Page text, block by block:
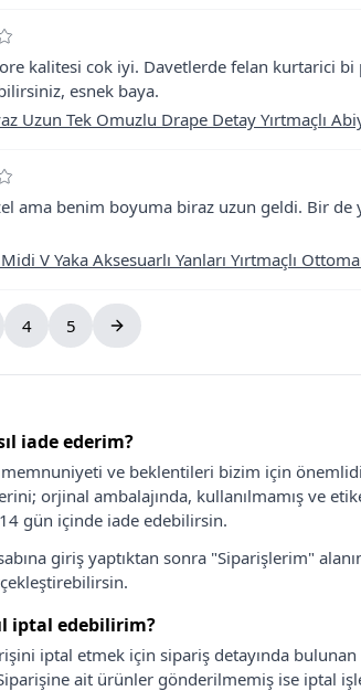
kalitesi cok iyi. Davetlerde felan kurtarici
esnek baya.
Uzun Tek Omuzlu Drape Detay Yırtmaçlı
ama benim boyuma biraz uzun geldi. Bir
V Yaka Aksesuarlı Yanları Yırtmaçlı
4 5
iade ederim?
ve beklentileri bizim için
orjinal ambalajında, kullanılmamış ve
gün içinde iade edebilirsin.
giriş yaptıktan sonra "Siparişlerim"
iptal edebilirim?
iptal etmek için sipariş detayında
ait ürünler gönderilmemiş ise iptal